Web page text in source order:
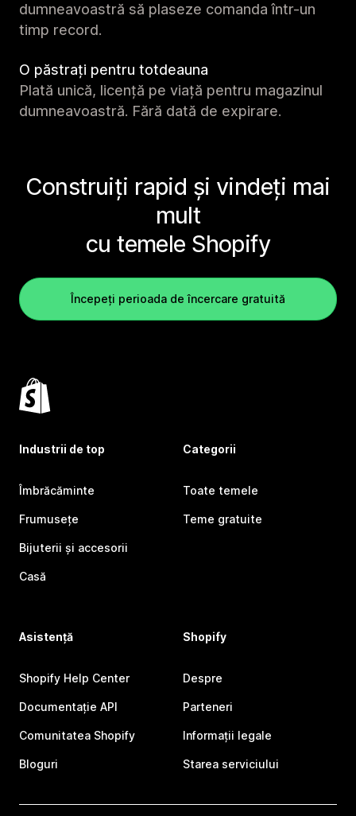
dumneavoastră să plaseze comanda într-un
timp record.
O păstrați pentru totdeauna
Plată unică, licență pe viață pentru magazinul
dumneavoastră. Fără dată de expirare.
Construiți rapid și vindeți mai
mult
cu temele Shopify
Începeți perioada de încercare gratuită
Industrii de top
Îmbrăcăminte
Frumusețe
Bijuterii și accesorii
Casă
Categorii
Toate temele
Teme gratuite
Asistență
Shopify Help Center
Documentație API
Comunitatea Shopify
Bloguri
Shopify
Despre
Parteneri
Informații legale
Starea serviciului